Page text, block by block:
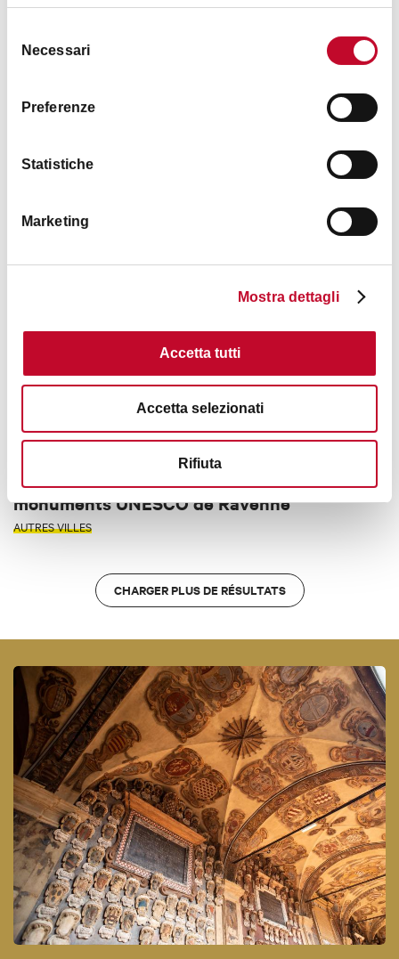
delNecessari
Preferenze
Statistiche
Marketing
Mostra dettagli
Accetta tutti
Accetta selezionati
Rifiuta
€ 28
Tesselles de Mosaïque - Visite guidée des
monuments UNESCO de Ravenne
AUTRES VILLES
CHARGER PLUS DE RÉSULTATS